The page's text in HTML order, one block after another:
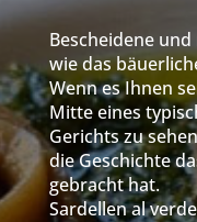
Bescheidene
wie das
Wenn es Ihnen
Mitte eines
Gerichts zu
die Geschichte
gebracht hat.
Sardellen al